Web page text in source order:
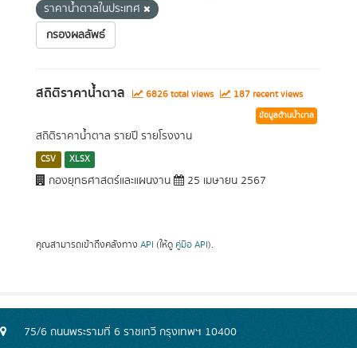
ราคาน้ำตาลในประเทศ
กรองผลลัพธ์
สถิติราคาน้ำตาล 6826 total views 187 recent views
ข้อมูลด้านน้ำตาล
สถิติราคาน้ำตาล รายปี รายโรงงาน
CSV XLSX
กองยุทธศาสตร์และแผนงาน 25 เมษายน 2567
คุณสามารถเข้าถึงคลังทาง API (ให้ดู คู่มือ API).
75/6 ถนนพระรามที่ 6 ราชเทวี กรุงเทพฯ 10400